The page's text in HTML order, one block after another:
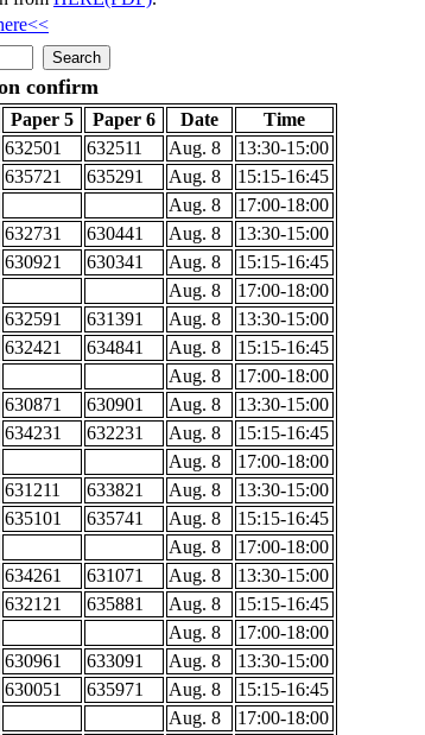
confirm
Paper 5 Paper 6 Date
Time
632501 632511 Aug. 8
13:30-15:00
635721 635291 Aug. 8
15:15-16:45
Aug. 8
17:00-18:00
632731 630441 Aug. 8
13:30-15:00
630921 630341 Aug. 8
15:15-16:45
Aug. 8
17:00-18:00
632591 631391 Aug. 8
13:30-15:00
632421 634841 Aug. 8
15:15-16:45
Aug. 8
17:00-18:00
630871 630901 Aug. 8
13:30-15:00
634231 632231 Aug. 8
15:15-16:45
Aug. 8
17:00-18:00
631211 633821 Aug. 8
13:30-15:00
635101 635741 Aug. 8
15:15-16:45
Aug. 8
17:00-18:00
634261 631071 Aug. 8
13:30-15:00
632121 635881 Aug. 8
15:15-16:45
Aug. 8
17:00-18:00
630961 633091 Aug. 8
13:30-15:00
630051 635971 Aug. 8
15:15-16:45
Aug. 8
17:00-18:00